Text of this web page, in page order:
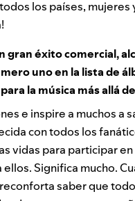
los países, mujeres
gran éxito comercial,
uno en la lista de
la música más allá
e inspire a muchos a
con todos los
vidas para participar
Significa mucho.
saber que